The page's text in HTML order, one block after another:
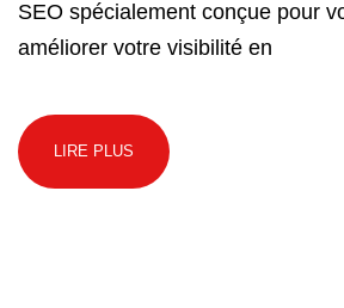
SEO spécialement conçue pour
améliorer votre visibilité en
LIRE PLUS